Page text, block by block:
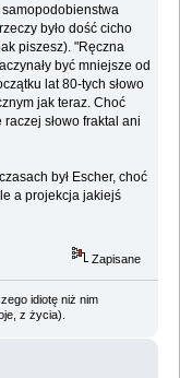
było dość cicho
piszesz). "Ręczna
być mniejsze od
lat 80-tych słowo
jak teraz. Choć
słowo fraktal ani
był Escher, choć
a projekcja jakiejś
Zapisane
idiotę niż nim
z życia).